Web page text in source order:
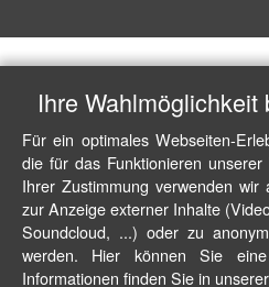
Ihre
Für ein optimales Webseiten-
die für das Funktionieren
Ihrer Zustimmung verwenden
zur Anzeige externer Inhalte
Soundcloud, ...) oder zu
werden. Hier können Sie
Informationen finden Sie in unserer